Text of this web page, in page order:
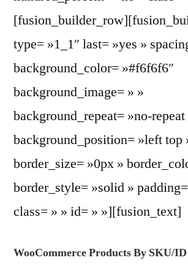
type= »1_1″ last= »yes »
background_color= »#f6f6f6″
background_image= » »
background_repeat= »no-repeat
background_position= »left top
border_size= »0px »
border_style= »solid »
class= » » id= » »][fusion_text]
WooCommerce Products By SKU/ID